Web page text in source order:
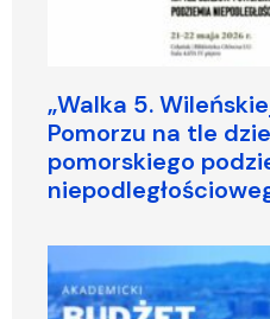
„Walka 5.
Pomorzu na tle
pomorskiego